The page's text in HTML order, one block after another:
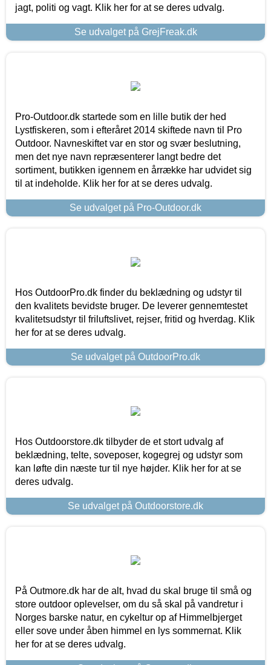
jagt, politi og vagt. Klik her for at se deres udvalg.
Se udvalget på GrejFreak.dk
Pro-Outdoor.dk startede som en lille butik der hed
Lystfiskeren, som i efteråret 2014 skiftede navn til Pro
Outdoor. Navneskiftet var en stor og svær beslutning,
men det nye navn repræsenterer langt bedre det
sortiment, butikken igennem en årrække har udvidet sig
til at indeholde. Klik her for at se deres udvalg.
Se udvalget på Pro-Outdoor.dk
Hos OutdoorPro.dk finder du beklædning og udstyr til
den kvalitets bevidste bruger. De leverer gennemtestet
kvalitetsudstyr til friluftslivet, rejser, fritid og hverdag. Klik
her for at se deres udvalg.
Se udvalget på OutdoorPro.dk
Hos Outdoorstore.dk tilbyder de et stort udvalg af
beklædning, telte, soveposer, kogegrej og udstyr som
kan løfte din næste tur til nye højder. Klik her for at se
deres udvalg.
Se udvalget på Outdoorstore.dk
På Outmore.dk har de alt, hvad du skal bruge til små og
store outdoor oplevelser, om du så skal på vandretur i
Norges barske natur, en cykeltur op af Himmelbjerget
eller sove under åben himmel en lys sommernat. Klik
her for at se deres udvalg.